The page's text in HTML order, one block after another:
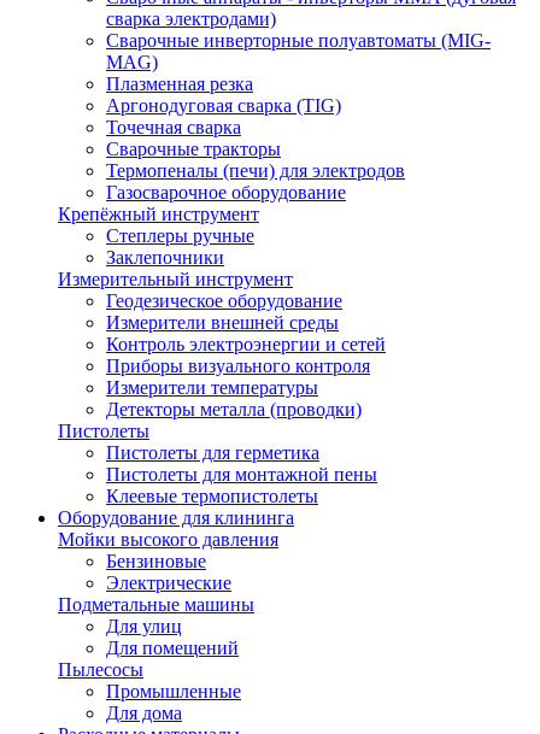
сварка электродами)
Сварочные инверторные полуавтоматы (MIG-
MAG)
Плазменная резка
Аргонодуговая сварка (TIG)
Точечная сварка
Сварочные тракторы
Термопеналы (печи) для электродов
Газосварочное оборудование
Крепёжный инструмент
Степлеры ручные
Заклепочники
Измерительный инструмент
Геодезическое оборудование
Измерители внешней среды
Контроль электроэнергии и сетей
Приборы визуального контроля
Измерители температуры
Детекторы металла (проводки)
Пистолеты
Пистолеты для герметика
Пистолеты для монтажной пены
Клеевые термопистолеты
Оборудование для клининга
Мойки высокого давления
Бензиновые
Электрические
Подметальные машины
Для улиц
Для помещений
Пылесосы
Промышленные
Для дома